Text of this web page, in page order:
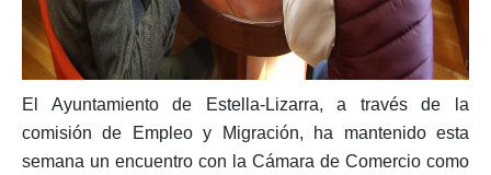
El Ayuntamiento de Estella-Lizarra, a través de la
comisión de Empleo y Migración, ha mantenido esta
semana un encuentro con la Cámara de Comercio como